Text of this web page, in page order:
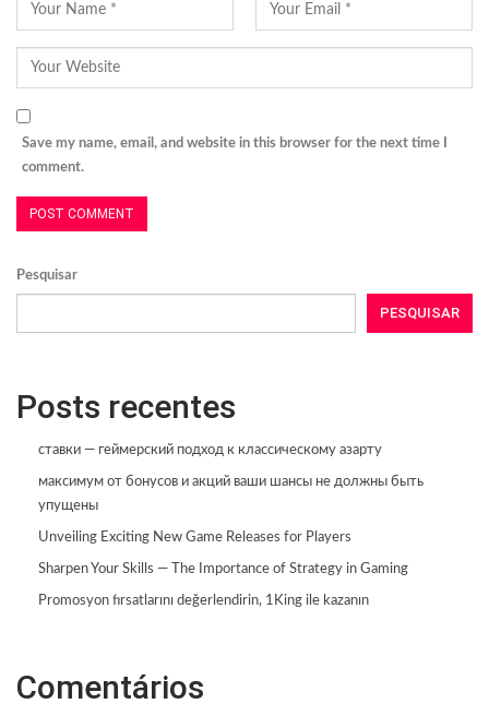
Save my name, email, and website in this browser for the next time I
comment.
Pesquisar
PESQUISAR
Posts recentes
ставки — геймерский подход к классическому азарту
максимум от бонусов и акций ваши шансы не должны быть
упущены
Unveiling Exciting New Game Releases for Players
Sharpen Your Skills — The Importance of Strategy in Gaming
Promosyon fırsatlarını değerlendirin, 1King ile kazanın
Comentários